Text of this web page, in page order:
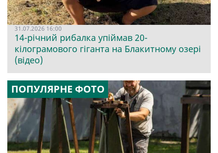
31.07.2026 16:00
14-річний рибалка упіймав 20-
кілограмового гіганта на Блакитному озері
(відео)
ПОПУЛЯРНЕ ФОТО